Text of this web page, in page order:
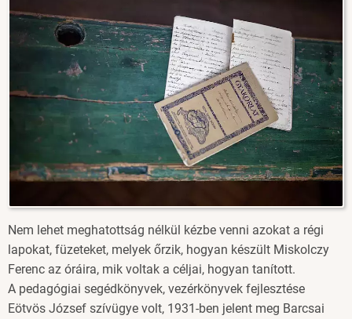
Nem lehet meghatottság nélkül kézbe venni azokat a régi
lapokat, füzeteket, melyek őrzik, hogyan készült Miskolczy
Ferenc az óráira, mik voltak a céljai, hogyan tanított.
A pedagógiai segédkönyvek, vezérkönyvek fejlesztése
Eötvös József szívügye volt, 1931-ben jelent meg Barcsai